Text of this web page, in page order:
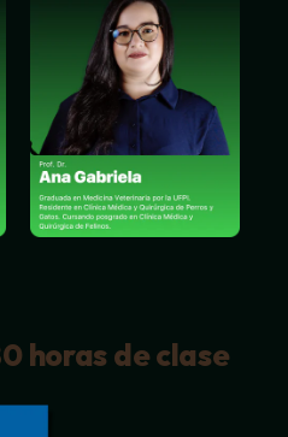
horas de clase